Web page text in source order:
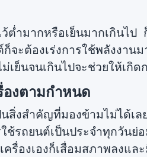
ำมากหรือเย็นมากเกินไป
จะต้องเร่งการใช้พลังงา
ย็นจนเกินไปจะช่วยให้เกิ
องตามกำหนด
นสิ่งสำคัญที่มองข้ามไม่ได้เ
ช้รถยนต์เป็นประจำทุกวันย่
รื่องเองก็เสื่อมสภาพลง